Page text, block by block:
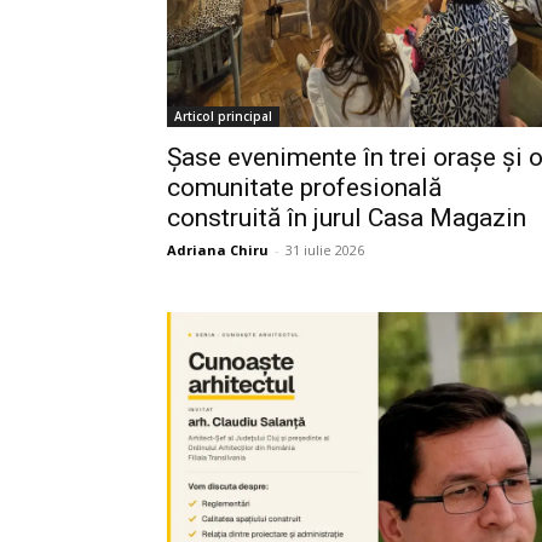
Articol principal
Șase evenimente în trei orașe și o
comunitate profesională
construită în jurul Casa Magazin
Adriana Chiru - 31 iulie 2026